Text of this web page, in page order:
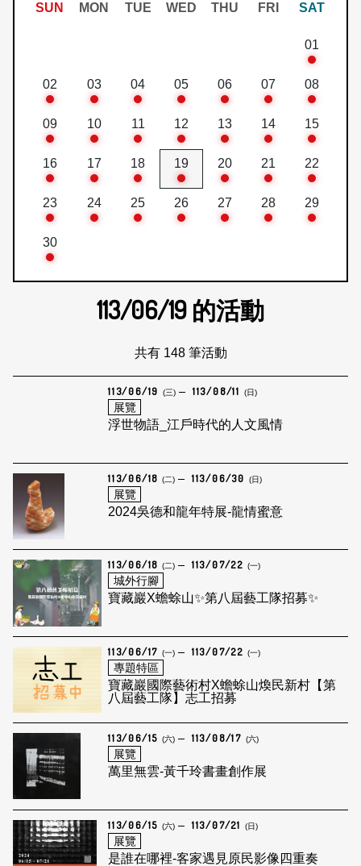
SUN MON TUE WED THU FRI SAT
01
02 03 04 05 06 07 08
09 10 11 12 13 14 15
16 17 18 19 20 21 22
23 24 25 26 27 28 29
30
113/06/19 的活動
共有 148 筆活動
113/06/19 (三) 113/08/11 (日)
展覽
浮世物語_江戶時代的人文風情
113/06/18 (二) 113/06/30 (日)
展覽
2024吳德和龍年特展-龍情蜜意
113/06/18 (二) 113/07/22 (一)
城外行腳
寶藏巖X蟾蜍山✨第八屆藝工隊招募✨
113/06/17 (一) 113/07/22 (一)
專題特區
寶藏巖國際藝術村X蟾蜍山煥民新村【第
八屆藝工隊】志工招募
113/06/15 (六) 113/08/17 (六)
展覽
萬里無雲-黃千玲書畫創作展
113/06/15 (六) 113/07/21 (日)
展覽
是誰在哪裡-客家遇見原民影像四重奏